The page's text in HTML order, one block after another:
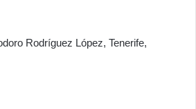
Rodríguez López, Tenerife,